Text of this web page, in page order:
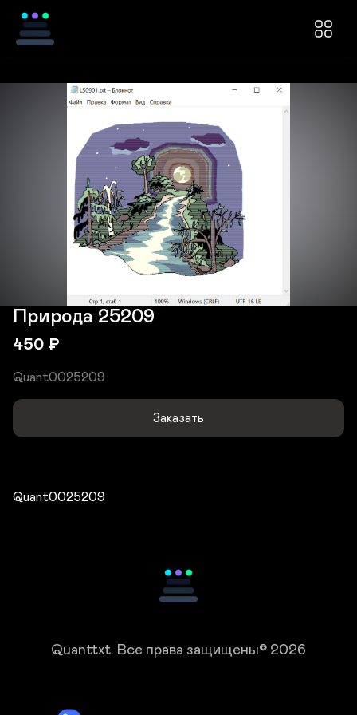
Природа 25209
450 ₽
Quant0025209
Заказать
Quant0025209
Quanttxt. Все права защищены© 2026